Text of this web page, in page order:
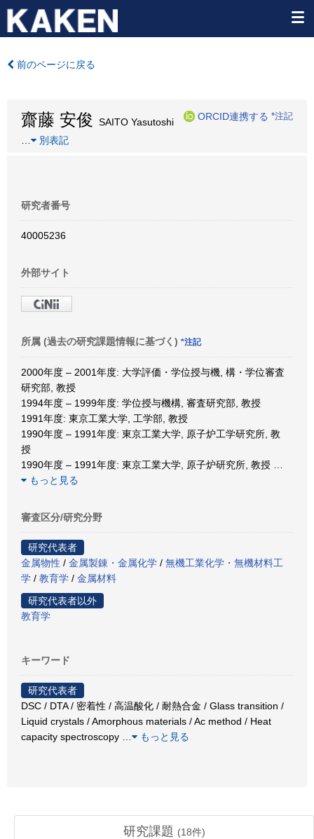
前のページに戻る
齋藤 安俊 SAITO Yasutoshi
ORCID連携する *注記
別表記
研究者番号
40005236
外部サイト
所属 (過去の研究課題情報に基づく) *注記
2000年度 – 2001年度: 大学評価・学位授与機, 構・学位審査
研究部, 教授
1994年度 – 1999年度: 学位授与機構, 審査研究部, 教授
1991年度: 東京工業大学, 工学部, 教授
1990年度 – 1991年度: 東京工業大学, 原子炉工学研究所, 教
授
1990年度 – 1991年度: 東京工業大学, 原子炉研究所, 教授
もっと見る
審査区分/研究分野
研究代表者
金属物性 / 金属製錬・金属化学 / 無機工業化学・無機材料工
学 / 教育学 / 金属材料
研究代表者以外
教育学
キーワード
研究代表者
DSC / DTA / 密着性 / 高温酸化 / 耐熱合金 / Glass transition /
Liquid crystals / Amorphous materials / Ac method / Heat
capacity spectroscopy
もっと見る
研究課題 (18件)